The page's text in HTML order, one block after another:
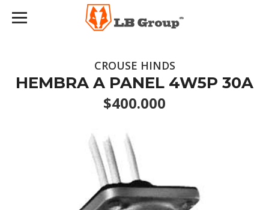
CROUSE HINDS
HEMBRA A PANEL 4W5P 30A
$400.000